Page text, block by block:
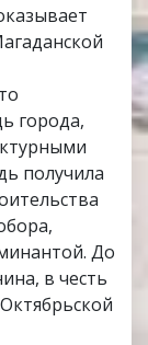
города,
получила
До
в честь